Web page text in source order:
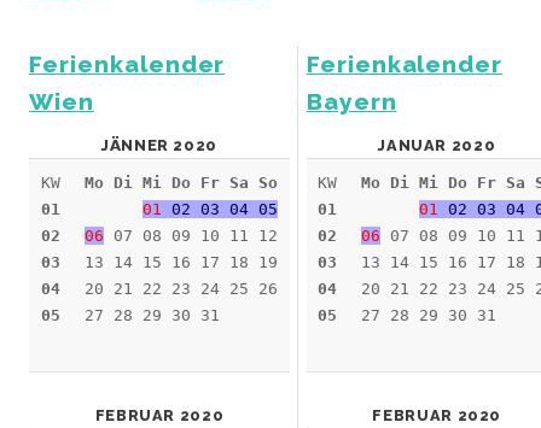
Ferienkalender
Wien
JÄNNER 2020
KW
01
02
03
04
05
Mo Di Mi Do Fr Sa So
01
02 03 04 05
06 07 08 09 10 11 12
13 14 15 16 17 18 19
20 21 22 23 24 25 26
27 28 29 30 31
FEBRUAR 2020
Ferienkalender
Bayern
JANUAR 2020
KW
01
02
03
04
05
Mo Di Mi Do Fr Sa
01
02 03 04
06 07 08 09 10 11
13 14 15 16 17 18
20 21 22 23 24 25
27 28 29 30 31
FEBRUAR 2020